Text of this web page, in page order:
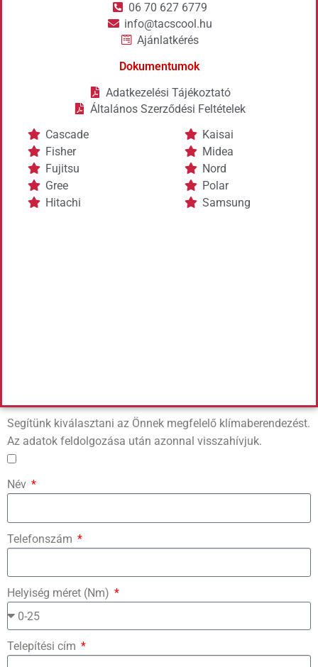
06 70 627 6779
info@tacscool.hu
Ajánlatkérés
Dokumentumok
Adatkezelési Tájékoztató
Általános Szerződési Feltételek
Cascade
Fisher
Fujitsu
Gree
Hitachi
Kaisai
Midea
Nord
Polar
Samsung
Segítünk kiválasztani az Önnek megfelelő klímaberendezést.
Az adatok feldolgozása után azonnal visszahívjuk.
Név
Telefonszám
Helyiség méret (Nm)
Telepítési cím